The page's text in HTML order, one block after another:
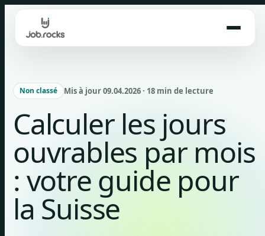
content
Non classé Mis à jour 09.04.2026 · 18 min de lecture
Calculer les jours
ouvrables par mois
: votre guide pour
la Suisse